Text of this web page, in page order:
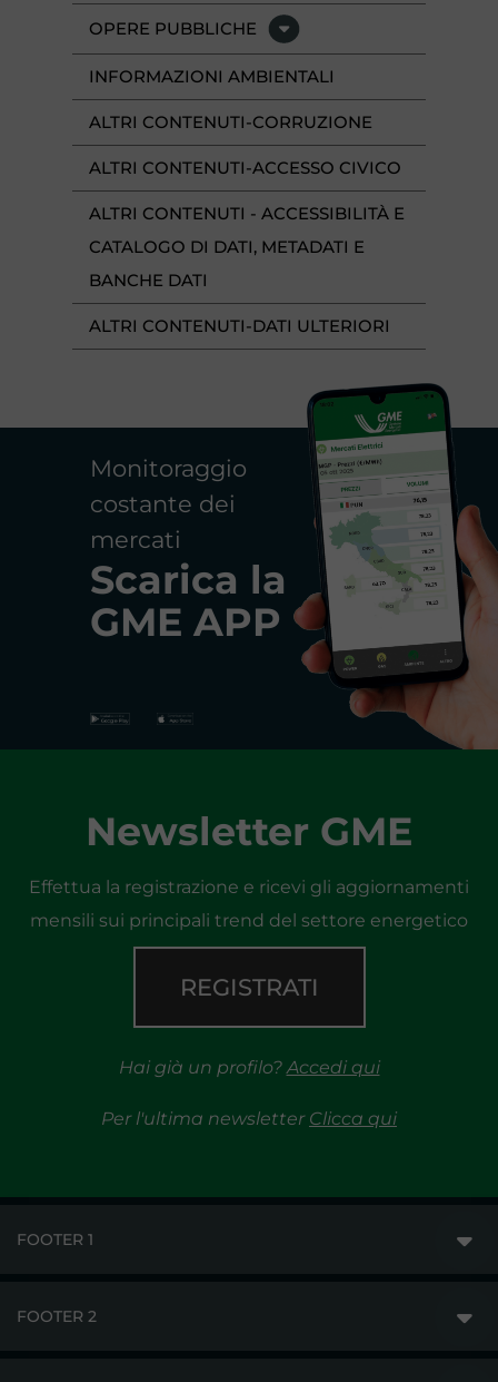
OPERE PUBBLICHE
INFORMAZIONI AMBIENTALI
ALTRI CONTENUTI-CORRUZIONE
ALTRI CONTENUTI-ACCESSO CIVICO
ALTRI CONTENUTI - ACCESSIBILITÀ E
CATALOGO DI DATI, METADATI E
BANCHE DATI
ALTRI CONTENUTI-DATI ULTERIORI
Monitoraggio
costante dei
mercati
Scarica la
GME APP
Newsletter GME
Effettua la registrazione e ricevi gli aggiornamenti
mensili sui principali trend del settore energetico
REGISTRATI
Hai già un profilo?Accedi qui
Per l'ultima newsletter Clicca qui
FOOTER 1
FOOTER 2